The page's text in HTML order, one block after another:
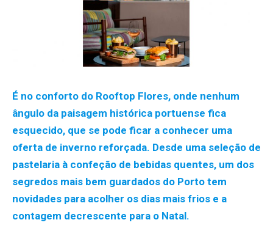
É no conforto do Rooftop Flores, onde nenhum
ângulo da paisagem histórica portuense fica
esquecido, que se pode ficar a conhecer uma
oferta de inverno reforçada. Desde uma seleção de
pastelaria à confeção de bebidas quentes, um dos
segredos mais bem guardados do Porto tem
novidades para acolher os dias mais frios e a
contagem decrescente para o Natal.